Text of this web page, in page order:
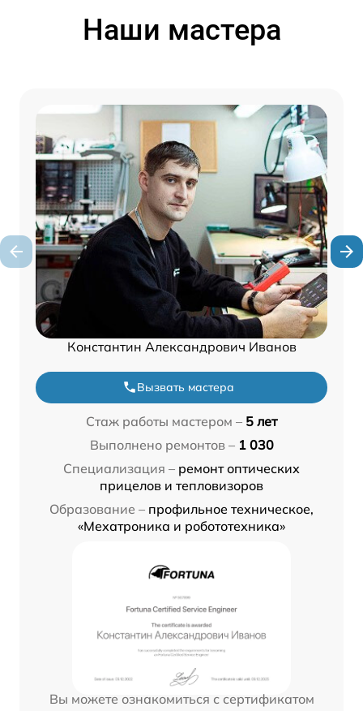
Наши мастера
Константин Александрович Иванов
Вызвать мастера
Стаж работы мастером – 5 лет
Выполнено ремонтов – 1 030
Специализация – ремонт оптических
прицелов и тепловизоров
Образование – профильное техническое,
«Мехатроника и робототехника»
Вы можете ознакомиться с сертификатом